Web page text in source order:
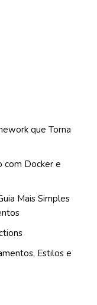
que Torna
com Docker e
Mais Simples
Estilos e